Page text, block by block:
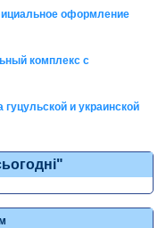
оформление
комплекс с
и украинской